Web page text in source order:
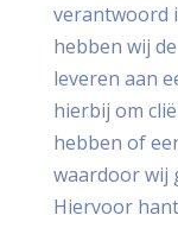
verantwoord
hebben wij
leveren aan
hierbij om
hebben of
waardoor wij
Hiervoor